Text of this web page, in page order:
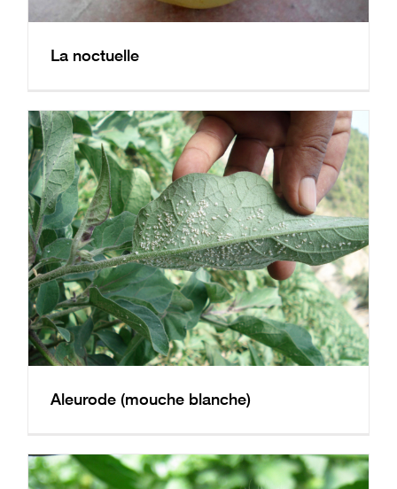
La noctuelle
Aleurode (mouche blanche)